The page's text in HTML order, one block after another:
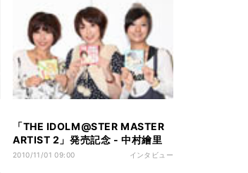
「THE IDOLM@STER MASTER
ARTIST 2」発売記念 - 中村繪里
子、沼倉愛美、長谷川明子が語る
2010/11/01 09:00 インタビュー